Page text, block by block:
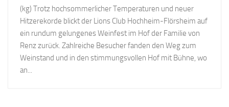
(kg) Trotz hochsommerlicher Temperaturen und neuer
Hitzerekorde blickt der Lions Club Hochheim-Flörsheim auf
ein rundum gelungenes Weinfest im Hof der Familie von
Renz zurück. Zahlreiche Besucher fanden den Weg zum
Weinstand und in den stimmungsvollen Hof mit Bühne, wo
an...